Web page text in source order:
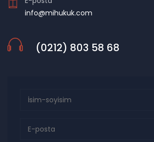
info@mihukuk.com
(0212) 803 58 68